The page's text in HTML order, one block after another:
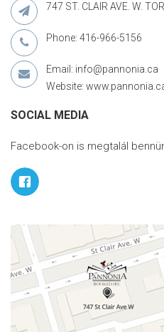
747 ST. CLAIR AVE. W.
Phone: 416-966-5156
Email: info@pannonia.ca
Website:
SOCIAL MEDIA
Facebook-on is megtalál